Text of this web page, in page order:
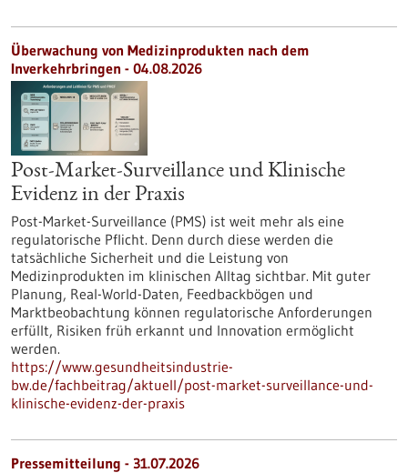
Überwachung von Medizinprodukten nach dem
Inverkehrbringen - 04.08.2026
Post-Market-Surveillance und Klinische
Evidenz in der Praxis
Post-Market-Surveillance (PMS) ist weit mehr als eine
regulatorische Pflicht. Denn durch diese werden die
tatsächliche Sicherheit und die Leistung von
Medizinprodukten im klinischen Alltag sichtbar. Mit guter
Planung, Real-World-Daten, Feedbackbögen und
Marktbeobachtung können regulatorische Anforderungen
erfüllt, Risiken früh erkannt und Innovation ermöglicht
werden.
https://www.gesundheitsindustrie-
bw.de/fachbeitrag/aktuell/post-market-surveillance-und-
klinische-evidenz-der-praxis
Pressemitteilung - 31.07.2026